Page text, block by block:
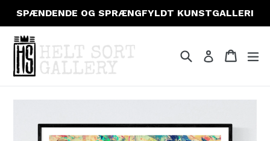
indhold
SPÆNDENDE OG SPRÆNGFYLDT KUNSTGALLERI
Søg Log ind